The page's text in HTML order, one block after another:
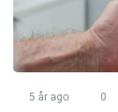
5 år ago 0